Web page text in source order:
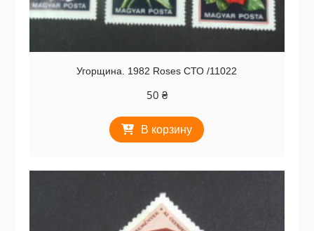
Угорщина. 1982 Roses СТО /11022
50 ₴
В корзину